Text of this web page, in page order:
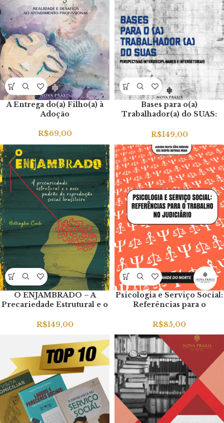
A Entrega do(a) Filho(a) à
Adoção
R$69,00
Bases para o(a)
Trabalhador(a) do SUAS:
Interdisciplinares e
Intersetoriais
R$149,00
O ENJAMBRADO – A
Precariedade Estrutural e o
Reprodução Social
R$149,00
Psicologia e Serviço Social:
Referências para o
5 – Rio Grande do Norte
R$85,00